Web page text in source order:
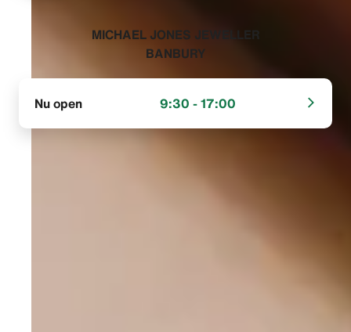
‭MICHAEL JONES JEWELLER
BANBURY‬
Nu open 9:30 - 17:00